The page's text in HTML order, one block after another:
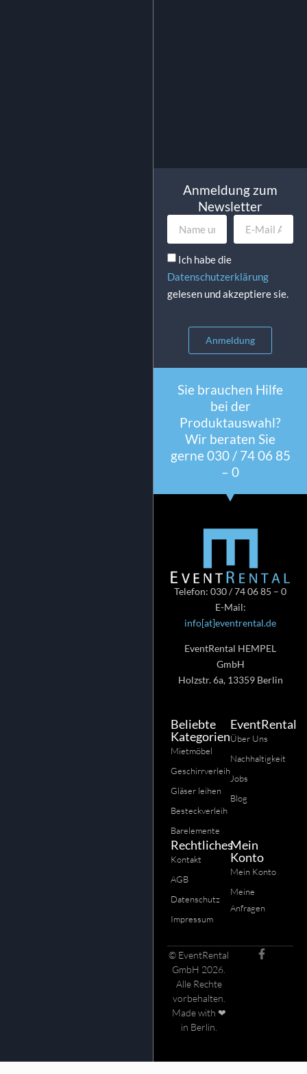
Anmeldung zum
Newsletter
Ich habe die
Datenschutzerklärung
gelesen und akzeptiere sie.
Anmeldung
Sie brauchen Hilfe
bei der
Produktauswahl?
Wir beraten Sie
gerne 030 / 74 06 85
– 0
Telefon: 030 / 74 06 85 – 0
E-Mail:
info[at]eventrental.de
EventRental HEMPEL
GmbH
Holzstr. 6a, 13359 Berlin
Beliebte
Kategorien
Mietmöbel
Geschirrverleih
Gläser leihen
Besteckverleih
Barelemente
EventRental
Über Uns
Nachhaltigkeit
Jobs
Blog
Rechtliches
Kontakt
AGB
Datenschutz
Impressum
Mein
Konto
Mein Konto
Meine
Anfragen
© EventRental
GmbH 2026.
Alle Rechte
vorbehalten.
Made with ❤
in Berlin.